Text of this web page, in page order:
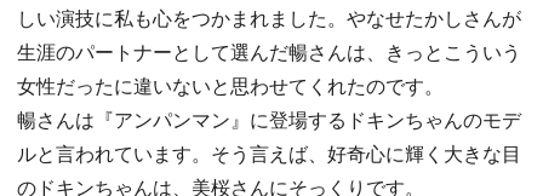
しい演技に私も心をつかまれました。やなせたかしさんが
生涯のパートナーとして選んだ暢さんは、きっとこういう
女性だったに違いないと思わせてくれたのです。
暢さんは『アンパンマン』に登場するドキンちゃんのモデ
ルと言われています。そう言えば、好奇心に輝く大きな目
のドキンちゃんは、美桜さんにそっくりです。